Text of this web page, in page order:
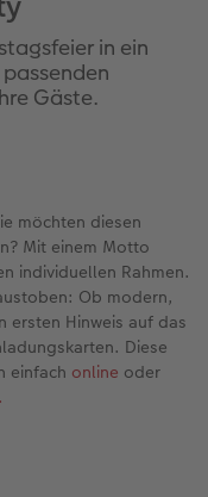
in ein
Gäste.
möchten diesen
Mit einem Motto
individuellen Rahmen.
Ob modern,
ersten Hinweis auf das
Diese
einfach online oder